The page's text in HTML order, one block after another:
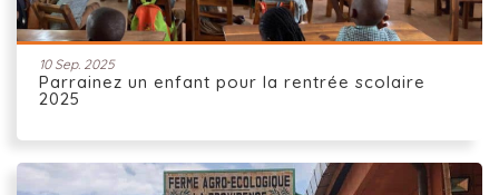
10 Sep. 2025
Parrainez un enfant pour la rentrée scolaire
2025